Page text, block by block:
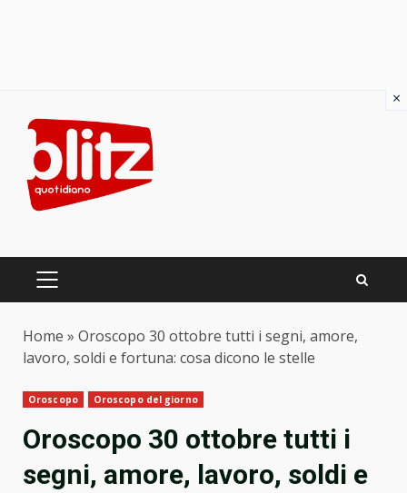
content
PRIMARY
Home » Oroscopo 30 ottobre tutti i segni, amore,
lavoro, soldi e fortuna: cosa dicono le stelle
Oroscopo Oroscopo del giorno
Oroscopo 30 ottobre tutti i
segni, amore, lavoro, soldi e
×